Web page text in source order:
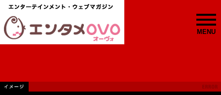
MENU